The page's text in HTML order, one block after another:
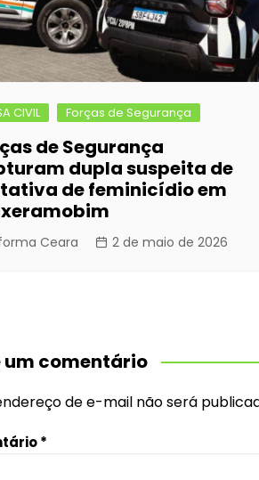
CIVIL Forças de Segurança
de Segurança
dupla suspeita de
de feminicídio em
Ceara 2 de maio de 2026
um comentário
de e-mail não será
*